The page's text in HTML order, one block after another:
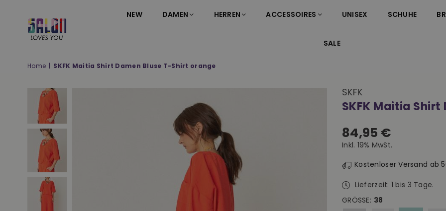
YOU
NEW DAMEN HERREN ACCESSOIRES UNISEX SCHUHE
SALE
Home | SKFK Maitia Shirt Damen Bluse T-Shirt orange
SKFK
SKFK Maitia
Normaler
Preis
84,95 €
Inkl. 19% MwSt.
Kostenloser Versand ab
Lieferzeit: 1 bis 3 Tage.
GRÖSSE: 38